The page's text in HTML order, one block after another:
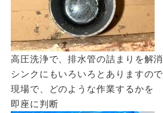
高圧洗浄で、排水管の詰まりを解消
シンクにもいろいろとありますので
現場で、どのような作業するかを
即座に判断